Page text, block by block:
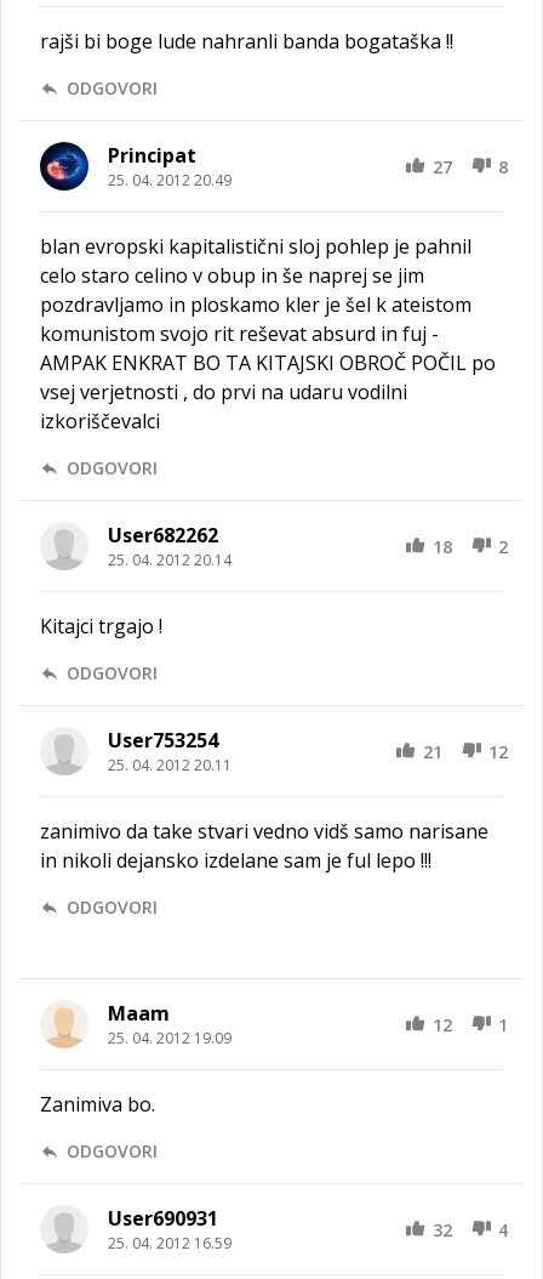
rajši bi boge lude nahranli banda bogataška !!
ODGOVORI
Principat
25. 04. 2012 20.49
27 8
blan evropski kapitalistični sloj pohlep je pahnil
celo staro celino v obup in še naprej se jim
pozdravljamo in ploskamo kler je šel k ateistom
komunistom svojo rit reševat absurd in fuj -
AMPAK ENKRAT BO TA KITAJSKI OBROČ POČIL po
vsej verjetnosti , do prvi na udaru vodilni
izkoriščevalci
ODGOVORI
User682262
25. 04. 2012 20.14
18 2
Kitajci trgajo !
ODGOVORI
User753254
25. 04. 2012 20.11
21 12
zanimivo da take stvari vedno vidš samo narisane
in nikoli dejansko izdelane sam je ful lepo !!!
ODGOVORI
Maam
25. 04. 2012 19.09
12 1
Zanimiva bo.
ODGOVORI
User690931
25. 04. 2012 16.59
32 4